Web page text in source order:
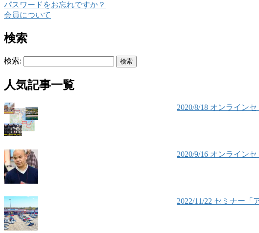
パスワードをお忘れですか？
会員について
検索
検索:
人気記事一覧
2020/8/18 オンライン
2020/9/16 オンライン
2022/11/22 セミナー「